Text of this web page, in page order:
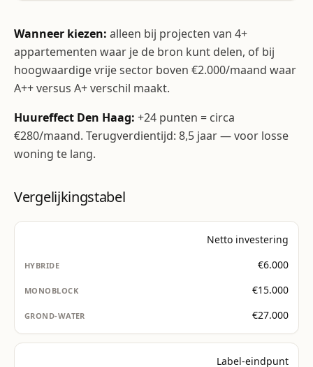
Wanneer kiezen: alleen bij projecten van 4+
appartementen waar je de bron kunt delen, of bij
hoogwaardige vrije sector boven €2.000/maand waar
A++ versus A+ verschil maakt.
Huureffect Den Haag: +24 punten = circa
€280/maand. Terugverdientijd: 8,5 jaar — voor losse
woning te lang.
Vergelijkingstabel
Netto investering
€6.000
€15.000
€27.000
Label-eindpunt